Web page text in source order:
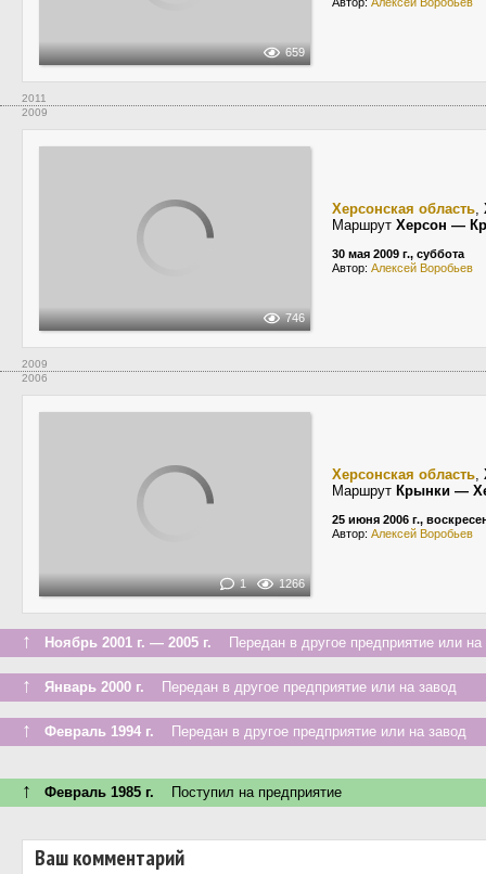
659
2011
2009
746
Херсонская область,
Маршрут Херсон —
30 мая 2009 г., суббота
Автор: Алексей Воробьев
2009
2006
1 1266
Херсонская область,
Маршрут Крынки —
25 июня 2006 г.,
Автор: Алексей Воробьев
↑ Ноябрь 2001 г. — 2005 г. Передан в другое предприятие или на
↑ Январь 2000 г. Передан в другое предприятие или на завод
↑ Февраль 1994 г. Передан в другое предприятие или на завод
↑ Февраль 1985 г. Поступил на предприятие
Ваш комментарий